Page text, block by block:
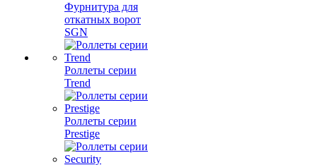
Фурнитура для
откатных ворот
SGN
Роллеты серии
Trend
Роллеты серии
Prestige